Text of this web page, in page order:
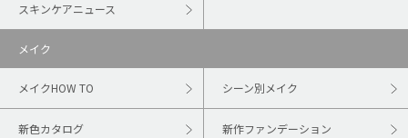
スキンケアニュース
メイク
メイクHOW TO シーン別メイク
新色カタログ 新作ファンデーション